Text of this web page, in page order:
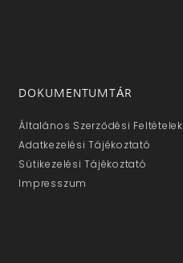
DOKUMENTUMTÁR
Általános Szerződési Feltételek
Adatkezelési Tájékoztató
Sütikezelési Tájékoztató
Impresszum